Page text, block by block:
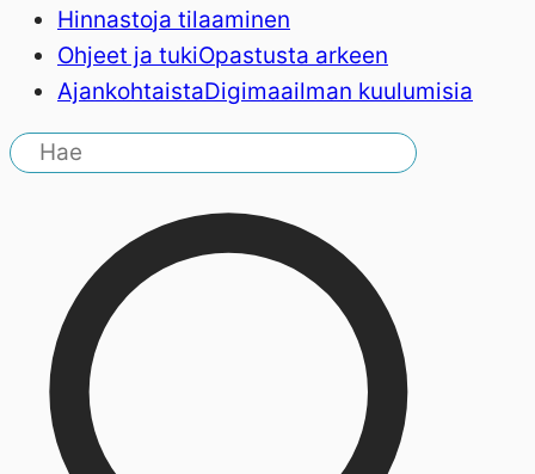
Hinnastoja tilaaminen
Ohjeet ja tukiOpastusta arkeen
AjankohtaistaDigimaailman kuulumisia